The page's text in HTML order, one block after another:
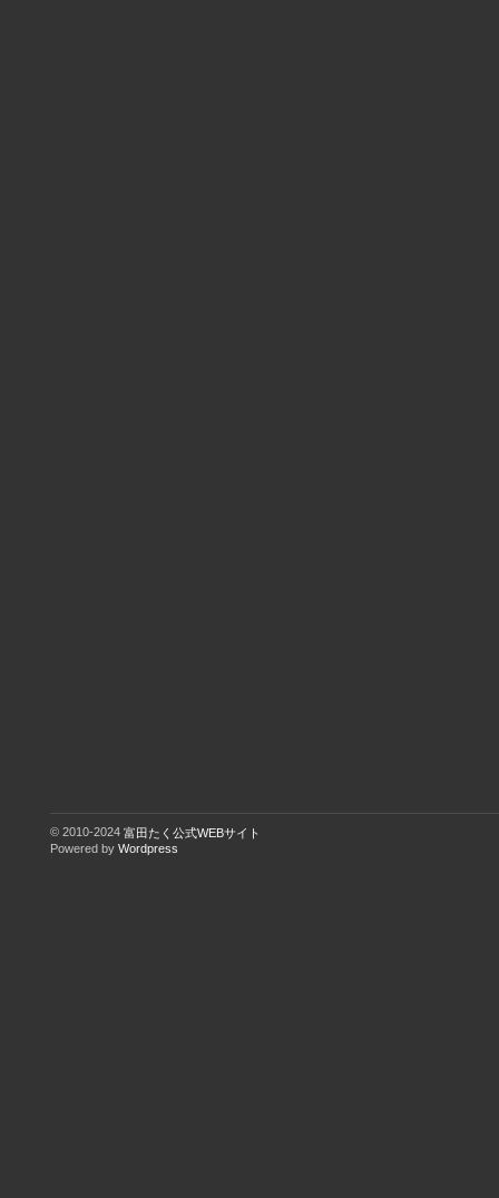
© 2010-2024 富田たく公式WEBサイト
Powered by Wordpress